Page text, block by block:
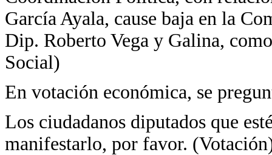
García Ayala, cause baja en la
Dip. Roberto Vega y Galina,
Social)
En votación económica, se
Los ciudadanos diputados que
manifestarlo, por favor.